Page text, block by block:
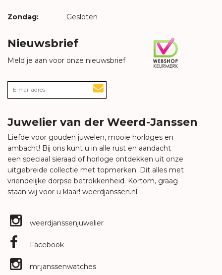
Zondag: Gesloten
Nieuwsbrief
Meld je aan voor onze nieuwsbrief
Juwelier van der Weerd-Janssen
Liefde voor gouden juwelen, mooie horloges en
ambacht! Bij ons kunt u in alle rust en aandacht
een speciaal sieraad of horloge ontdekken uit onze
uitgebreide collectie met topmerken. Dit alles met
vriendelijke dorpse betrokkenheid. Kortom, graag
staan wij voor u klaar! weerdjanssen.nl
weerdjanssenjuwelier
Facebook
mr.janssenwatches